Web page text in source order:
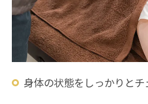
身体の状態をしっかりとチ